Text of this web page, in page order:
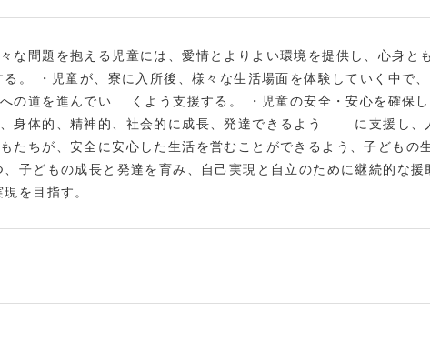
な問題を抱える児童には、愛情とよりよい環境を提供し、心身と
・児童が、寮に入所後、様々な生活場面を体験していく中で
の道を進んでい くよう支援する。 ・児童の安全・安心を確保
身体的、精神的、社会的に成長、発達できるよう に支援し、
たちが、安全に安心した生活を営むことができるよう、子どもの
子どもの成長と発達を育み、自己実現と自立のために継続的な援
を目指す。